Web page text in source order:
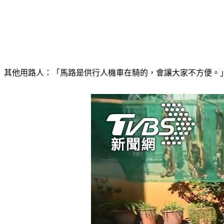
其他用路人：「馬路是供行人機車在騎的，會讓大家不方便。